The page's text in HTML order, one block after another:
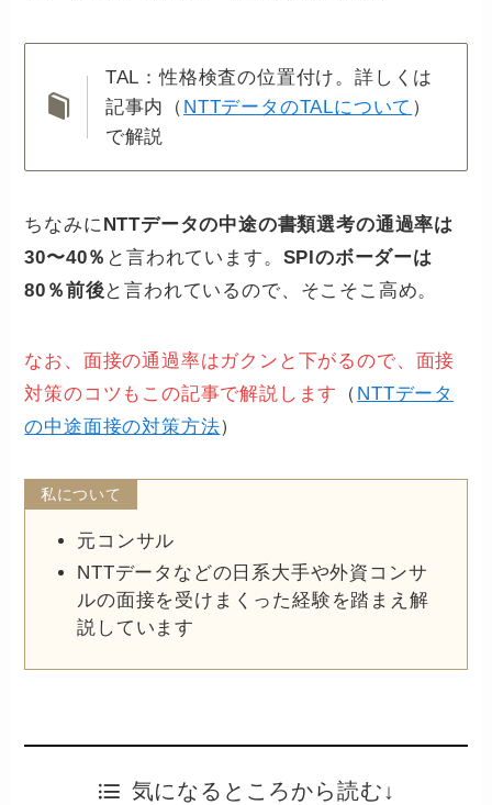
TAL：性格検査の位置付け。詳しくは
記事内（ NTTデータのTALについて ）
で解説
ちなみにNTTデータの中途の書類選考の通過率は
30〜40％ と言われています。 SPIのボーダーは
80％前後と言われているので、そこそこ高め。
なお、面接の通過率はガクンと下がるので、面接
対策のコツもこの記事で解説します
（ NTTデータ
の中途面接の対策方法）
私について
元コンサル
NTTデータなどの日系大手や外資コンサ
ルの面接を受けまくった経験を踏まえ解
説しています
気になるところから読む↓